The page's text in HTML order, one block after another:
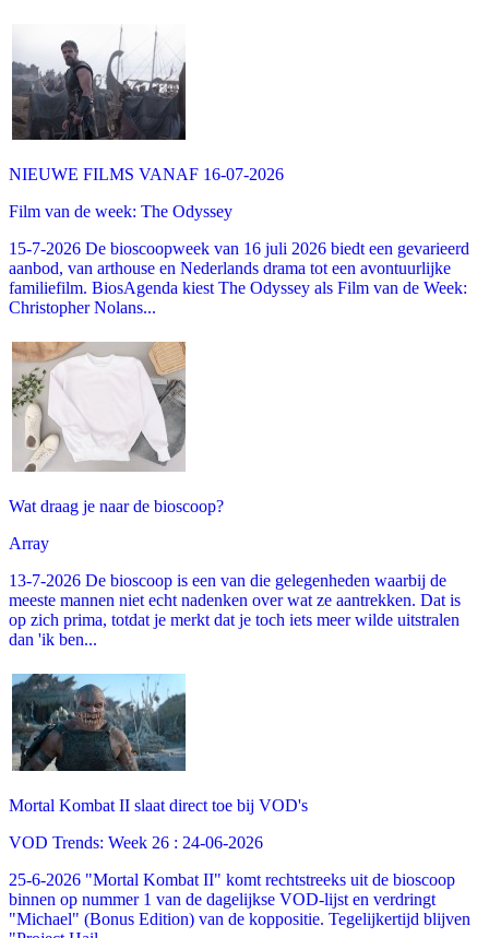
NIEUWE FILMS VANAF 16-07-2026
Film van de week: The Odyssey
15-7-2026 De bioscoopweek van 16 juli 2026 biedt een gevarieerd
aanbod, van arthouse en Nederlands drama tot een avontuurlijke
familiefilm. BiosAgenda kiest The Odyssey als Film van de Week:
Christopher Nolans...
Wat draag je naar de bioscoop?
Array
13-7-2026 De bioscoop is een van die gelegenheden waarbij de
meeste mannen niet echt nadenken over wat ze aantrekken. Dat is
op zich prima, totdat je merkt dat je toch iets meer wilde uitstralen
dan 'ik ben...
Mortal Kombat II slaat direct toe bij VOD's
VOD Trends: Week 26 : 24-06-2026
25-6-2026 "Mortal Kombat II" komt rechtstreeks uit de bioscoop
binnen op nummer 1 van de dagelijkse VOD-lijst en verdringt
"Michael" (Bonus Edition) van de koppositie. Tegelijkertijd blijven